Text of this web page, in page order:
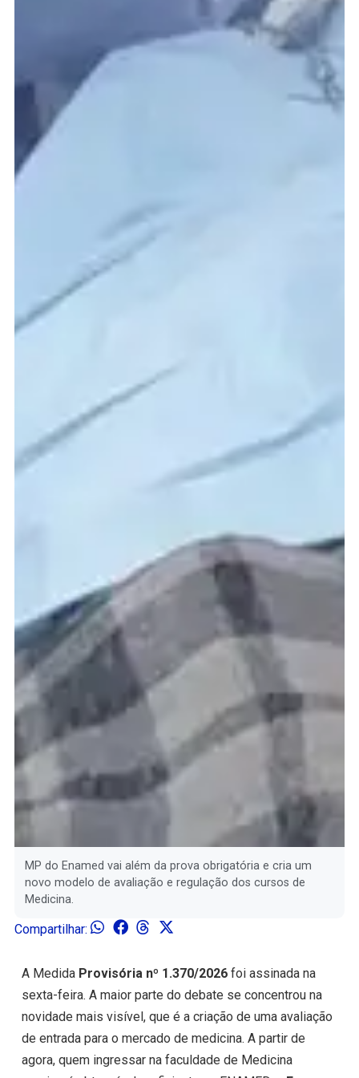
MP do Enamed vai além da prova obrigatória e cria um
novo modelo de avaliação e regulação dos cursos de
Medicina.
Compartilhar:
A Medida Provisória nº 1.370/2026foi assinada na
sexta-feira. A maior parte do debate se concentrou na
novidade mais visível, que é a criação de uma avaliação
de entrada para o mercado de medicina. A partir de
agora, quem ingressar na faculdade de Medicina